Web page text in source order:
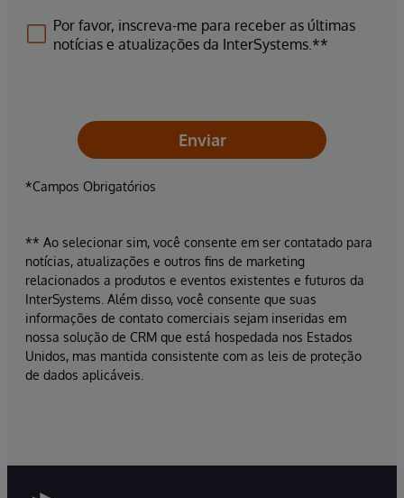
Por favor, inscreva-me para receber as últimas
notícias e atualizações da InterSystems.**
Enviar
*Campos Obrigatórios
** Ao selecionar sim, você consente em ser contatado para
notícias, atualizações e outros fins de marketing
relacionados a produtos e eventos existentes e futuros da
InterSystems. Além disso, você consente que suas
informações de contato comerciais sejam inseridas em
nossa solução de CRM que está hospedada nos Estados
Unidos, mas mantida consistente com as leis de proteção
de dados aplicáveis.